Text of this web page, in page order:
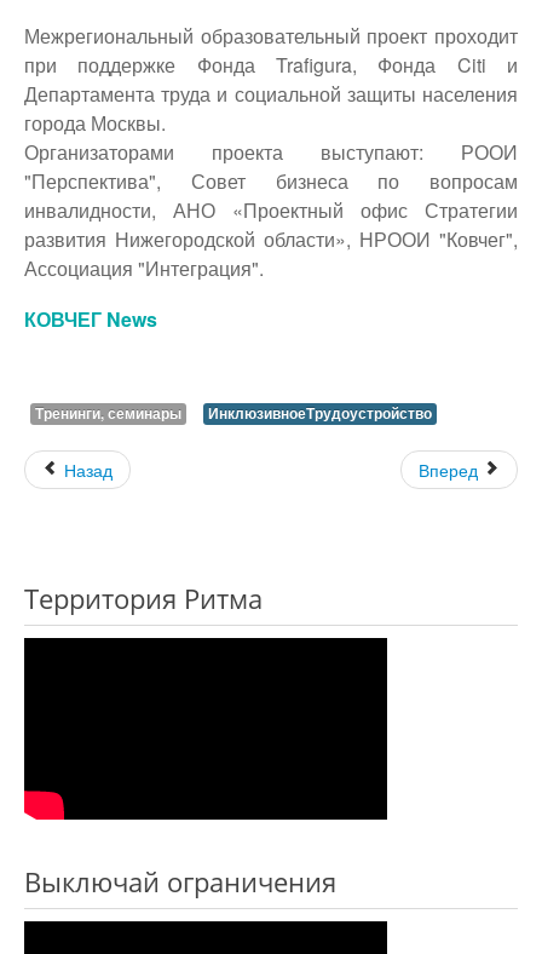
Межрегиональный образовательный проект проходит
при поддержке Фонда Trafigura, Фонда Citi и
Департамента труда и социальной защиты населения
города Москвы.
Организаторами проекта выступают: РООИ
"Перспектива", Совет бизнеса по вопросам
инвалидности, АНО «Проектный офис Стратегии
развития Нижегородской области», НРООИ "Ковчег",
Ассоциация "Интеграция".
КОВЧЕГ News
Тренинги, семинары ИнклюзивноеТрудоустройство
Назад Вперед
Территория Ритма
Выключай ограничения